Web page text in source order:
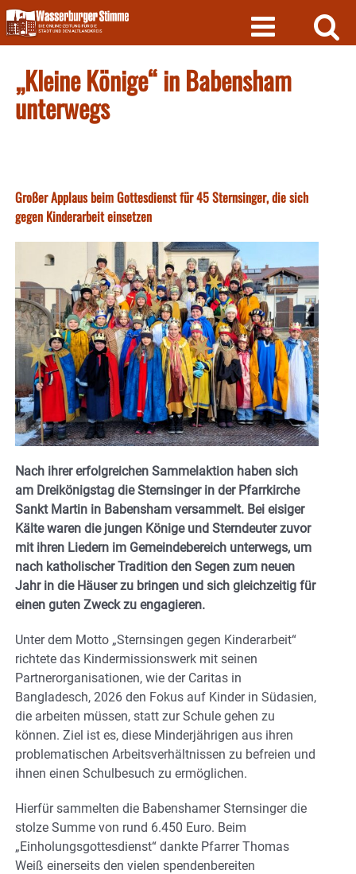
Skip
to
content
„Kleine Könige“ in Babensham
unterwegs
Großer Applaus beim Gottesdienst für 45 Sternsinger, die sich
gegen Kinderarbeit einsetzen
Nach ihrer erfolgreichen Sammelaktion haben sich
am Dreikönigstag die Sternsinger in der Pfarrkirche
Sankt Martin in Babensham versammelt. Bei eisiger
Kälte waren die jungen Könige und Sterndeuter zuvor
mit ihren Liedern im Gemeindebereich unterwegs, um
nach katholischer Tradition den Segen zum neuen
Jahr in die Häuser zu bringen und sich gleichzeitig für
einen guten Zweck zu engagieren.
Unter dem Motto „Sternsingen gegen Kinderarbeit“
richtete das Kindermissionswerk mit seinen
Partnerorganisationen, wie der Caritas in
Bangladesch, 2026 den Fokus auf Kinder in Südasien,
die arbeiten müssen, statt zur Schule gehen zu
können. Ziel ist es, diese Minderjährigen aus ihren
problematischen Arbeitsverhältnissen zu befreien und
ihnen einen Schulbesuch zu ermöglichen.
Hierfür sammelten die Babenshamer Sternsinger die
stolze Summe von rund 6.450 Euro. Beim
„Einholungsgottesdienst“ dankte Pfarrer Thomas
Weiß einerseits den vielen spendenbereiten